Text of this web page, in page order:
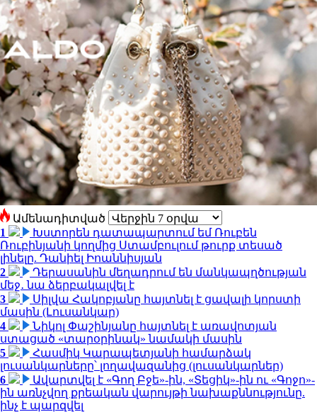
Ամենադիտված
1
Խստորեն դատապարտում եմ Ռուբեն
Ռուբինյանի կողմից Ստամբուլում թուրք տեսած
լինելը. Դանիել Իոաննիսյան
2
Դերասանին մեղադրում են մանկապղծության
մեջ․ նա ձերբակալվել է
3
Սիլվա Հակոբյանը հայտնել է ցավալի կորստի
մասին (Լուսանկար)
4
Նիկոլ Փաշինյանը հայտնել է առավոտյան
ստացած «տարօրինակ» նամակի մասին
5
Հասմիկ Կարապետյանի համարձակ
լուսանկարները՝ լողավազանից (լուսանկարներ)
6
Ավարտվել է «Գող Բջե»-ին, «Տեցիկ»-ին ու «Գոջո»-
ին առնչվող քրեական վարույթի նախաքննությունը.
ինչ է պարզվել